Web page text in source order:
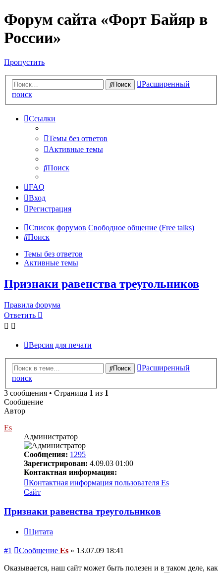
Форум сайта «Форт Байяр в
России»
Пропустить
Поиск
Расширенный
поиск
Ссылки
Темы без ответов
Активные темы
Поиск
FAQ
Вход
Регистрация
Список форумов Свободное общение (Free talks)
Поиск
Темы без ответов
Активные темы
Признаки равенства треугольников
Правила форума
Ответить
Версия для печати
Поиск
Расширенный
поиск
3 сообщения • Страница 1 из 1
Сообщение
Автор
Es
Администратор
Сообщения: 1295
Зарегистрирован: 4.09.03 01:00
Контактная информация:
Контактная информация пользователя Es
Сайт
Признаки равенства треугольников
Цитата
#1 Сообщение Es » 13.07.09 18:41
Оказывается, наш сайт может быть полезен и в таком деле, как